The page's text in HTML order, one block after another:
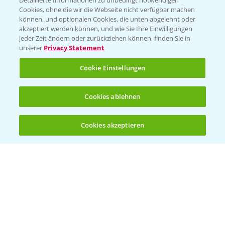
(noch 4)
Folgen Sie uns
Allgemeine Nutzungsbedingungen
Datenschutzerklärung
Cookies, ohne die wir die Webseite nicht verfügbar machen
können, und optionalen Cookies, die unten abgelehnt oder
akzeptiert werden können, und wie Sie Ihre Einwilligungen
jeder Zeit ändern oder zurückziehen können, finden Sie in
unserer Privacy Statement
Cookie Einstellungen
Cookies ablehnen
Cookies akzeptieren